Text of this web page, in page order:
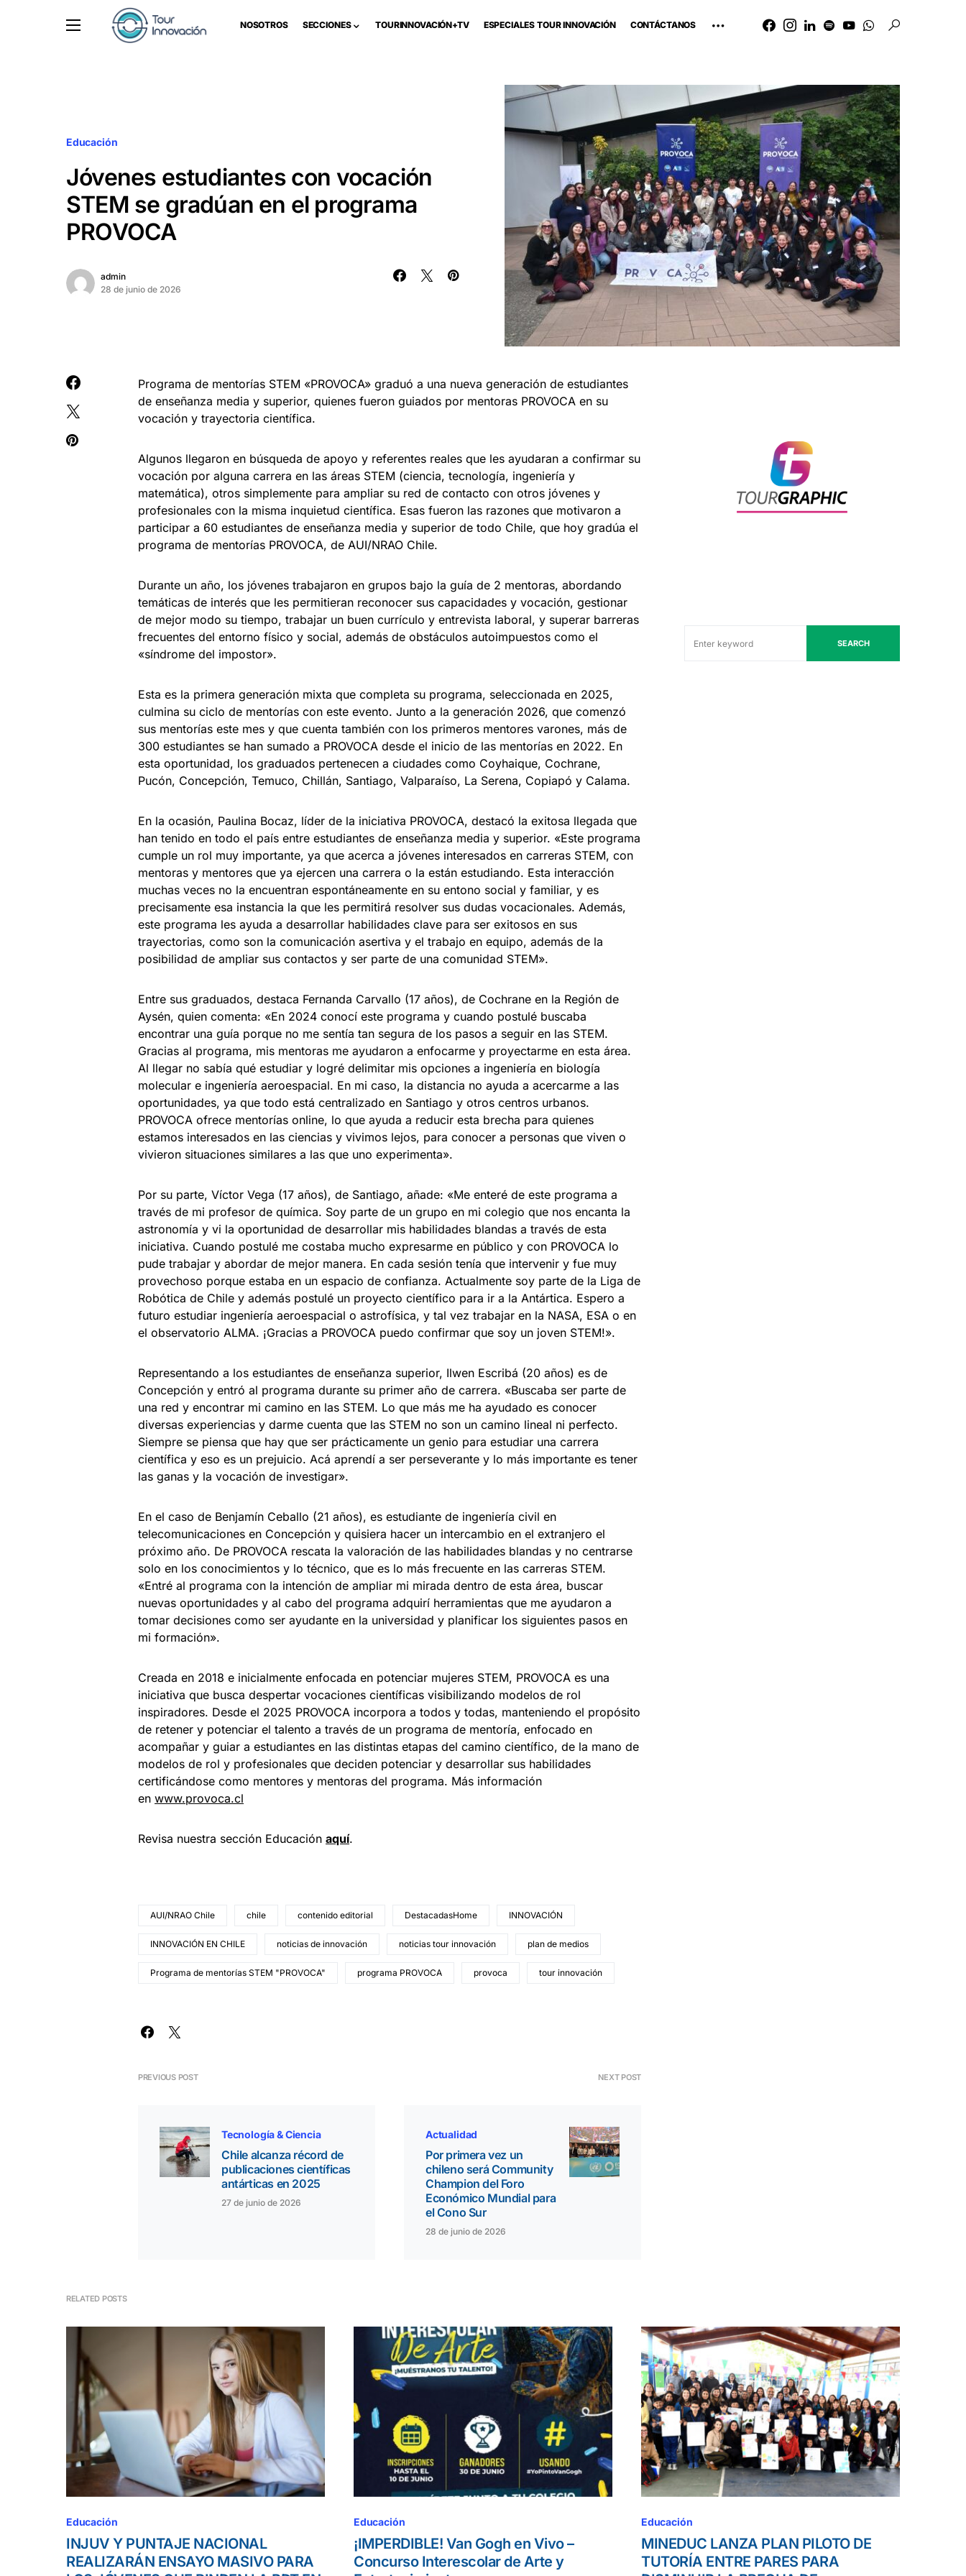
NOSOTROS SECCIONES TOURINNOVACIÓN+TV ESPECIALES TOUR INNOVACIÓN CONTÁCTANOS
Educación
Jóvenes estudiantes con vocación
STEM se gradúan en el programa
PROVOCA
admin
28 de junio de 2026
Programa de mentorías STEM «PROVOCA» graduó a una nueva generación de estudiantes
de enseñanza media y superior, quienes fueron guiados por mentoras PROVOCA en su
vocación y trayectoria científica.
Algunos llegaron en búsqueda de apoyo y referentes reales que les ayudaran a confirmar su
vocación por alguna carrera en las áreas STEM (ciencia, tecnología, ingeniería y
matemática), otros simplemente para ampliar su red de contacto con otros jóvenes y
profesionales con la misma inquietud científica. Esas fueron las razones que motivaron a
participar a 60 estudiantes de enseñanza media y superior de todo Chile, que hoy gradúa el
programa de mentorías PROVOCA, de AUI/NRAO Chile.
Durante un año, los jóvenes trabajaron en grupos bajo la guía de 2 mentoras, abordando
temáticas de interés que les permitieran reconocer sus capacidades y vocación, gestionar
de mejor modo su tiempo, trabajar un buen currículo y entrevista laboral, y superar barreras
frecuentes del entorno físico y social, además de obstáculos autoimpuestos como el
«síndrome del impostor».
Esta es la primera generación mixta que completa su programa, seleccionada en 2025,
culmina su ciclo de mentorías con este evento. Junto a la generación 2026, que comenzó
sus mentorías este mes y que cuenta también con los primeros mentores varones, más de
300 estudiantes se han sumado a PROVOCA desde el inicio de las mentorías en 2022. En
esta oportunidad, los graduados pertenecen a ciudades como Coyhaique, Cochrane,
Pucón, Concepción, Temuco, Chillán, Santiago, Valparaíso, La Serena, Copiapó y Calama.
En la ocasión, Paulina Bocaz, líder de la iniciativa PROVOCA, destacó la exitosa llegada que
han tenido en todo el país entre estudiantes de enseñanza media y superior. «Este programa
cumple un rol muy importante, ya que acerca a jóvenes interesados en carreras STEM, con
mentoras y mentores que ya ejercen una carrera o la están estudiando. Esta interacción
muchas veces no la encuentran espontáneamente en su entono social y familiar, y es
precisamente esa instancia la que les permitirá resolver sus dudas vocacionales. Además,
este programa les ayuda a desarrollar habilidades clave para ser exitosos en sus
trayectorias, como son la comunicación asertiva y el trabajo en equipo, además de la
posibilidad de ampliar sus contactos y ser parte de una comunidad STEM».
Entre sus graduados, destaca Fernanda Carvallo (17 años), de Cochrane en la Región de
Aysén, quien comenta: «En 2024 conocí este programa y cuando postulé buscaba
encontrar una guía porque no me sentía tan segura de los pasos a seguir en las STEM.
Gracias al programa, mis mentoras me ayudaron a enfocarme y proyectarme en esta área.
Al llegar no sabía qué estudiar y logré delimitar mis opciones a ingeniería en biología
molecular e ingeniería aeroespacial. En mi caso, la distancia no ayuda a acercarme a las
oportunidades, ya que todo está centralizado en Santiago y otros centros urbanos.
PROVOCA ofrece mentorías online, lo que ayuda a reducir esta brecha para quienes
estamos interesados en las ciencias y vivimos lejos, para conocer a personas que viven o
vivieron situaciones similares a las que uno experimenta».
Por su parte, Víctor Vega (17 años), de Santiago, añade: «Me enteré de este programa a
través de mi profesor de química. Soy parte de un grupo en mi colegio que nos encanta la
astronomía y vi la oportunidad de desarrollar mis habilidades blandas a través de esta
iniciativa. Cuando postulé me costaba mucho expresarme en público y con PROVOCA lo
pude trabajar y abordar de mejor manera. En cada sesión tenía que intervenir y fue muy
provechoso porque estaba en un espacio de confianza. Actualmente soy parte de la Liga de
Robótica de Chile y además postulé un proyecto científico para ir a la Antártica. Espero a
futuro estudiar ingeniería aeroespacial o astrofísica, y tal vez trabajar en la NASA, ESA o en
el observatorio ALMA. ¡Gracias a PROVOCA puedo confirmar que soy un joven STEM!».
Representando a los estudiantes de enseñanza superior, Ilwen Escribá (20 años) es de
Concepción y entró al programa durante su primer año de carrera. «Buscaba ser parte de
una red y encontrar mi camino en las STEM. Lo que más me ha ayudado es conocer
diversas experiencias y darme cuenta que las STEM no son un camino lineal ni perfecto.
Siempre se piensa que hay que ser prácticamente un genio para estudiar una carrera
científica y eso es un prejuicio. Acá aprendí a ser perseverante y lo más importante es tener
las ganas y la vocación de investigar».
En el caso de Benjamín Ceballo (21 años), es estudiante de ingeniería civil en
telecomunicaciones en Concepción y quisiera hacer un intercambio en el extranjero el
próximo año. De PROVOCA rescata la valoración de las habilidades blandas y no centrarse
solo en los conocimientos y lo técnico, que es lo más frecuente en las carreras STEM.
«Entré al programa con la intención de ampliar mi mirada dentro de esta área, buscar
nuevas oportunidades y al cabo del programa adquirí herramientas que me ayudaron a
tomar decisiones como ser ayudante en la universidad y planificar los siguientes pasos en
mi formación».
Creada en 2018 e inicialmente enfocada en potenciar mujeres STEM, PROVOCA es una
iniciativa que busca despertar vocaciones científicas visibilizando modelos de rol
inspiradores. Desde el 2025 PROVOCA incorpora a todos y todas, manteniendo el propósito
de retener y potenciar el talento a través de un programa de mentoría, enfocado en
acompañar y guiar a estudiantes en las distintas etapas del camino científico, de la mano de
modelos de rol y profesionales que deciden potenciar y desarrollar sus habilidades
certificándose como mentores y mentoras del programa. Más información
en www.provoca.cl
Revisa nuestra sección Educación aquí.
AUI/NRAO Chile chile contenido editorial DestacadasHome INNOVACIÓN
INNOVACIÓN EN CHILE noticias de innovación noticias tour innovación plan de medios
Programa de mentorías STEM "PROVOCA" programa PROVOCA provoca tour innovación
PREVIOUS POST
Tecnología & Ciencia
Chile alcanza récord de
publicaciones científicas
antárticas en 2025
27 de junio de 2026
NEXT POST
Actualidad
Por primera vez un
chileno será Community
Champion del Foro
Económico Mundial para
el Cono Sur
28 de junio de 2026
SEARCH
RELATED POSTS
Educación
INJUV Y PUNTAJE NACIONAL
REALIZARÁN ENSAYO MASIVO PARA
Educación
¡IMPERDIBLE! Van Gogh en Vivo –
Concurso Interescolar de Arte y
Educación
MINEDUC LANZA PLAN PILOTO DE
TUTORÍA ENTRE PARES PARA